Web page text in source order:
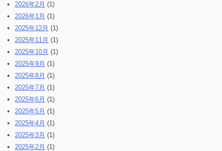
2026年2月 (1)
2026年1月 (1)
2025年12月 (1)
2025年11月 (1)
2025年10月 (1)
2025年9月 (1)
2025年8月 (1)
2025年7月 (1)
2025年6月 (1)
2025年5月 (1)
2025年4月 (1)
2025年3月 (1)
2025年2月 (1)